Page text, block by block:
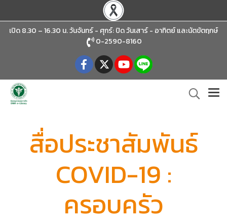
เปิด 8.30 – 16.30 น. วันจันทร์ - ศุกร์: ปิด วันเสาร์ - อาทิตย์และนัตขัตฤกษ์
0-2590-8160
สื่อประชาสัมพันธ์
COVID-19 :
ครอบครัว